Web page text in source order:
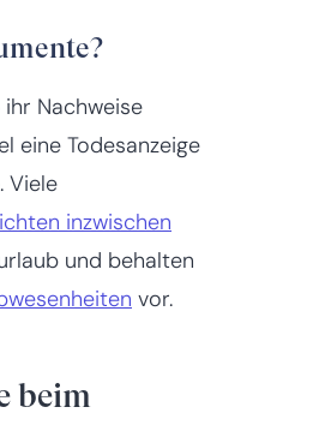
Nachweise
eine Todesanzeige
Viele
inzwischen
und behalten
vor.
beim